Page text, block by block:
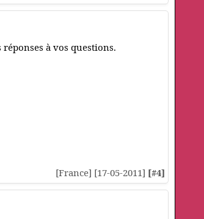
à vos questions.
[France] [17-05-2011] [#4]